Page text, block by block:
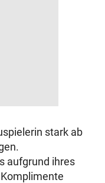
stark ab
aufgrund ihres